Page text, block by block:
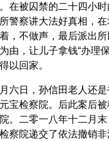
在被囚禁的二十四小时
警察讲大法好真相，在
，不做声，最后派出所
由，让儿子拿钱“办理
以回家。
六日，孙信田老人还
宝检察院。后此案后被
。二零一八年十二月末
察院递交了依法撤销非